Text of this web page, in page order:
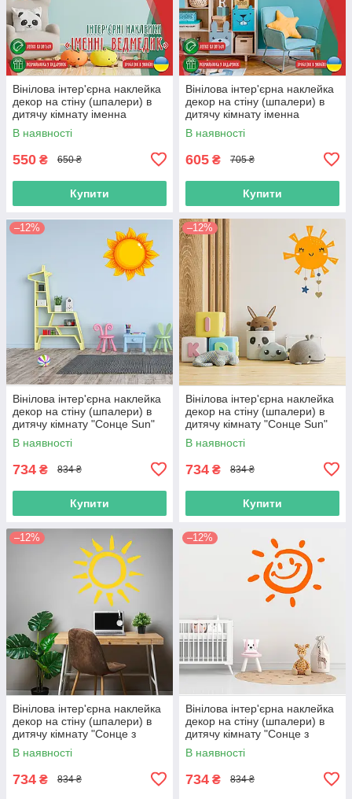
Вінілова інтер'єрна наклейка
декор на стіну (шпалери) в
дитячу кімнату іменна
"Ведмедик" з Оракалу
В наявності
550 ₴ 650 ₴
Купити
Вінілова інтер'єрна наклейка
декор на стіну (шпалери) в
дитячу кімнату іменна
"Метелики" з Оракалу
В наявності
605 ₴ 705 ₴
Купити
–12%
Вінілова інтер'єрна наклейка
декор на стіну (шпалери) в
дитячу кімнату "Сонце Sun"
самоклеюча з Оракалу
В наявності
734 ₴ 834 ₴
Купити
–12%
Вінілова інтер'єрна наклейка
декор на стіну (шпалери) в
дитячу кімнату "Сонце Sun"
самоклеюча з Оракалу
В наявності
734 ₴ 834 ₴
Купити
–12%
Вінілова інтер'єрна наклейка
декор на стіну (шпалери) в
дитячу кімнату "Сонце з
променями Sun" з Оракала
В наявності
734 ₴ 834 ₴
–12%
Вінілова інтер'єрна наклейка
декор на стіну (шпалери) в
дитячу кімнату "Сонце з
променями Sun" з Оракала
В наявності
734 ₴ 834 ₴